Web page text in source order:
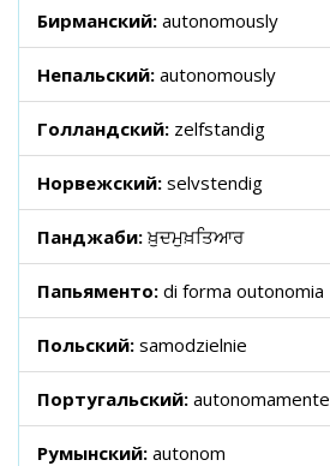
Бирманский: autonomously
Непальский: autonomously
Голландский: zelfstandig
Норвежский: selvstendig
Панджаби:ਖ਼ੁਦਮੁਖ਼ਤਿਆਰ
Папьяменто: di forma outonomia
Польский: samodzielnie
Португальский: autonomamente
Румынский: autonom